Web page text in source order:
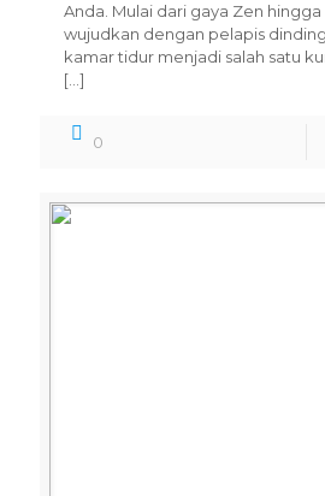
Anda. Mulai dari gaya Zen hingga
wujudkan dengan pelapis
kamar tidur menjadi salah satu
[…]
0